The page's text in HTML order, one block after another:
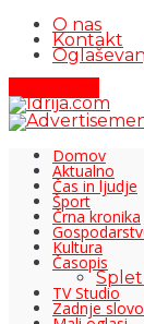
O nas
Kontakt
Domov
Aktualno
Čas in ljudje
Šport
Črna kronika
Kultura
Časopis
TV Studio
Zadnje slovo